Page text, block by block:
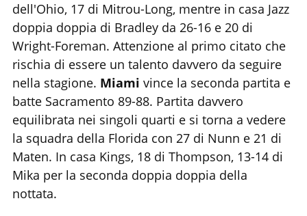
dell'Ohio, 17 di Mitrou-Long, mentre in casa Jazz
doppia doppia di Bradley da 26-16 e 20 di
Wright-Foreman. Attenzione al primo citato che
rischia di essere un talento davvero da seguire
nella stagione. Miami vince la seconda partita e
batte Sacramento 89-88. Partita davvero
equilibrata nei singoli quarti e si torna a vedere
la squadra della Florida con 27 di Nunn e 21 di
Maten. In casa Kings, 18 di Thompson, 13-14 di
Mika per la seconda doppia doppia della
nottata.